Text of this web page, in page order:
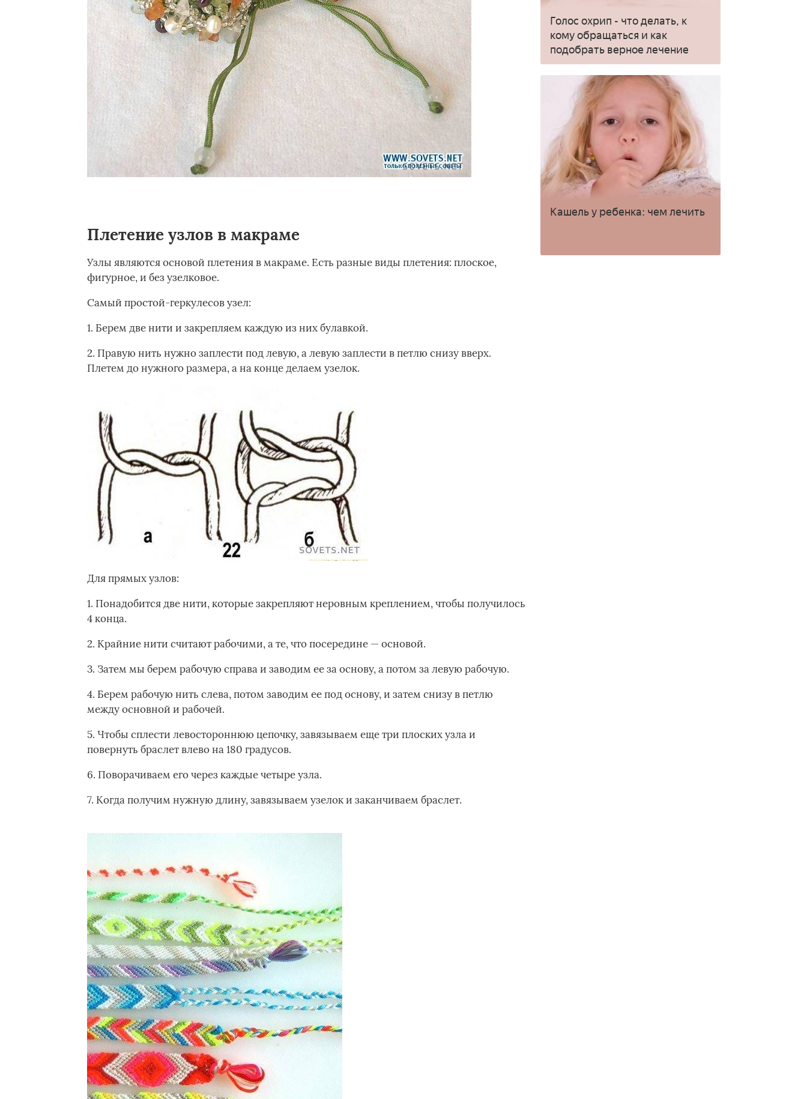
Плетение узлов в макраме
Узлы являются основой плетения в макраме. Есть разные виды плетения: плоское,
фигурное, и без узелковое.
Самый простой-геркулесов узел:
1. Берем две нити и закрепляем каждую из них булавкой.
2. Правую нить нужно заплести под левую, а левую заплести в петлю снизу вверх.
Плетем до нужного размера, а на конце делаем узелок.
Для прямых узлов:
1. Понадобится две нити, которые закрепляют неровным креплением, чтобы получилось
4 конца.
2. Крайние нити считают рабочими, а те, что посередине — основой.
3. Затем мы берем рабочую справа и заводим ее за основу, а потом за левую рабочую.
4. Берем рабочую нить слева, потом заводим ее под основу, и затем снизу в петлю
между основной и рабочей.
5. Чтобы сплести левостороннюю цепочку, завязываем еще три плоских узла и
повернуть браслет влево на 180 градусов.
6. Поворачиваем его через каждые четыре узла.
7. Когда получим нужную длину, завязываем узелок и заканчиваем браслет.
Голос охрип - что делать, к
кому обращаться и как
подобрать верное лечение
Кашель у ребенка: чем лечить